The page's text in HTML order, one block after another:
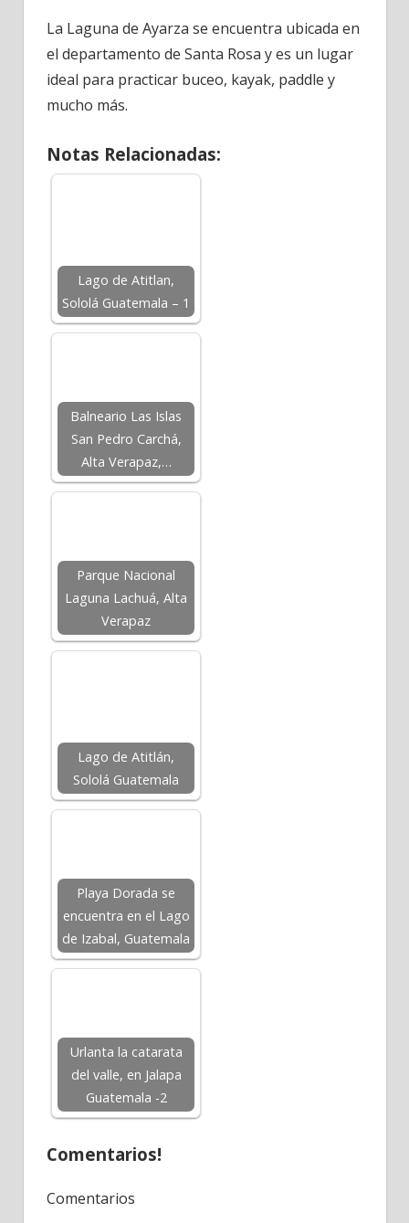
La Laguna de Ayarza se encuentra ubicada en
el departamento de Santa Rosa y es un lugar
ideal para practicar buceo, kayak, paddle y
mucho más.
Notas Relacionadas:
Lago de Atitlan,
Sololá Guatemala – 1
Balneario Las Islas
San Pedro Carchá,
Alta Verapaz,…
Parque Nacional
Laguna Lachuá, Alta
Verapaz
Lago de Atitlán,
Sololá Guatemala
Playa Dorada se
encuentra en el Lago
de Izabal, Guatemala
Urlanta la catarata
del valle, en Jalapa
Guatemala -2
Comentarios!
Comentarios